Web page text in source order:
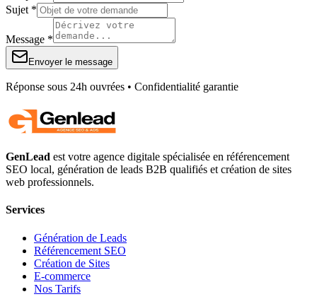
Sujet *
Message *
Envoyer le message
Réponse sous 24h ouvrées • Confidentialité garantie
GenLead est votre agence digitale spécialisée en référencement
SEO local, génération de leads B2B qualifiés et création de sites
web professionnels.
Services
Génération de Leads
Référencement SEO
Création de Sites
E-commerce
Nos Tarifs